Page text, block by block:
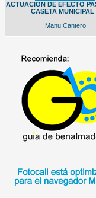
ACTUACION DE EFECTO
CASETA MUNICIPAL
Manu Cantero